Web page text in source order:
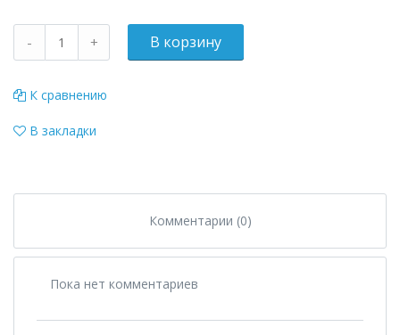
К сравнению
В закладки
Комментарии (0)
Пока нет комментариев